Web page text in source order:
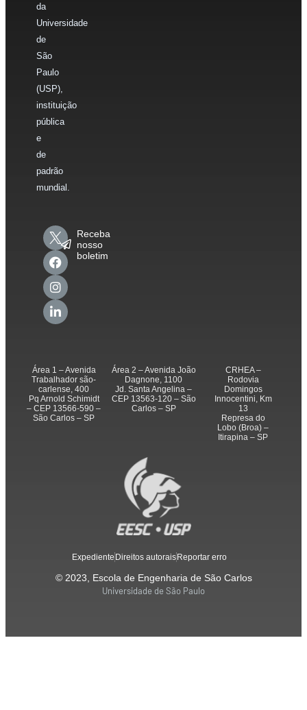
da
Universidade
de
São
Paulo
(USP),
instituição
pública
e
de
padrão
mundial.
Receba
nosso
boletim
Área 1 – Avenida
Trabalhador são-
carlense, 400
Pq Arnold Schimidt
– CEP 13566-590 –
São Carlos – SP
Área 2 – Avenida João
Dagnone, 1100
Jd. Santa Angelina –
CEP 13563-120 – São
Carlos – SP
CRHEA –
Rodovia
Domingos
Innocentini, Km
13
Represa do
Lobo (Broa) –
Itirapina – SP
Expediente Direitos autorais Reportar erro
© 2023, Escola de Engenharia de São Carlos
Universidade de São Paulo